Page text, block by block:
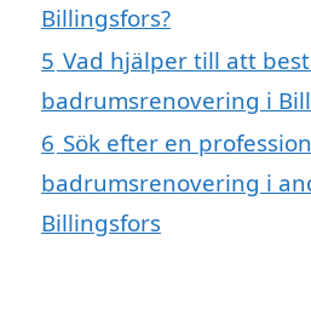
Billingsfors?
5 Vad hjälper till att
badrumsrenovering i
6 Sök efter en
badrumsrenovering i
Billingsfors